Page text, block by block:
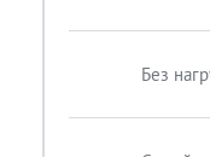
Без